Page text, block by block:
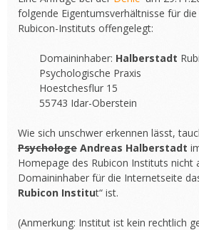
folgende Eigentumsverhältnisse für
Rubicon-Instituts offengelegt:
Domaininhaber: Halberstadt
Psychologische Praxis
Hoestchesflur 15
55743 Idar-Oberstein
Wie sich unschwer erkennen lässt,
Psychologe Andreas Halberstadt
Homepage des Rubicon Instituts nicht
Domaininhaber für die Internetseite
Rubicon Institut“ ist.
(Anmerkung: Institut ist kein rechtlich